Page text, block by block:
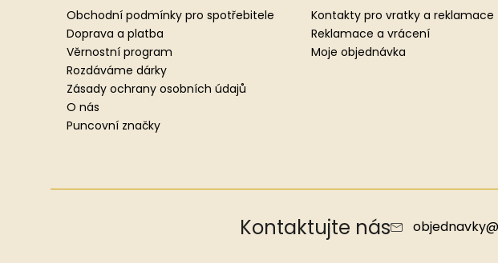
Obchodní podmínky pro spotřebitele
Doprava a platba
Věrnostní program
Rozdáváme dárky
Zásady ochrany osobních údajů
O nás
Puncovní značky
Kontakty pro vratky a reklamace
Reklamace a vrácení
Moje objednávka
Kontaktujte nás objednavky@